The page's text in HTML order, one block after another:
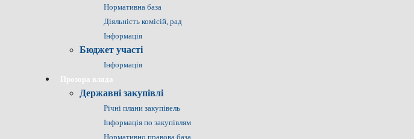
Нормативна база
Діяльність комісій, рад
Інформація
Бюджет участі
Інформація
Прозора влада
Державні закупівлі
Річні плани закупівель
Інформація по закупівлям
Нормативно правова база